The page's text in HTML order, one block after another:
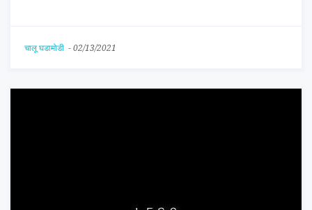
चालू घडामोडी - 02/13/2021